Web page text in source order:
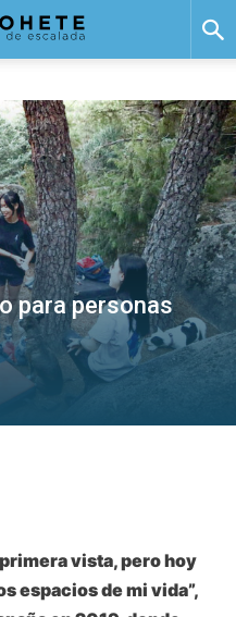
para personas
vista, pero hoy
espacios de mi vida”,